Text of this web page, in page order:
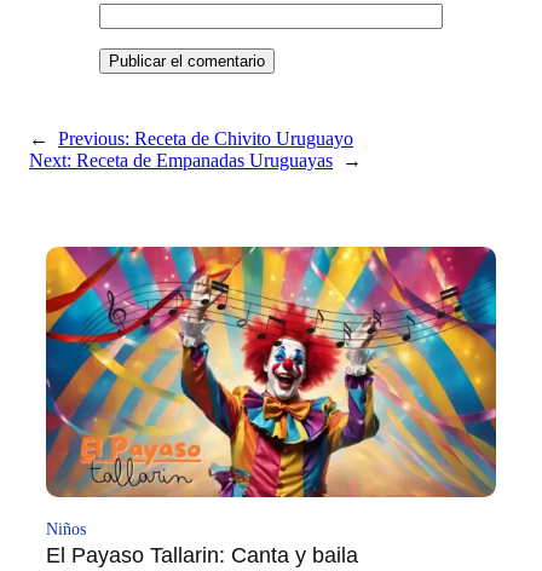
← Previous: Receta de Chivito Uruguayo
Next: Receta de Empanadas Uruguayas →
Niños
El Payaso Tallarin: Canta y baila